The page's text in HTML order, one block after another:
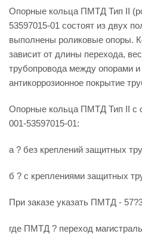
Опорные кольца ПМТД Тип II
53597015-01 состоят из двух
выполнены роликовые опоры.
зависит от длины перехода,
трубопровода между опорами
антикоррозионное покрытие
Опорные кольца ПМТД Тип II с
001-53597015-01:
а ? без креплений защитных
б ? с креплениями защитных
При заказе указать ПМТД -
где ПМТД ? переход